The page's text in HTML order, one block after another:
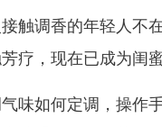
触调香的年轻人不
疗，现在已成为闺蜜
味如何定调，操